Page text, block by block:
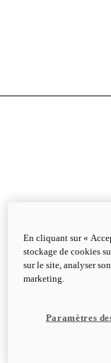
En cliquant sur «
stockage de cookies
sur le site, analyser
marketing.
Paramètres